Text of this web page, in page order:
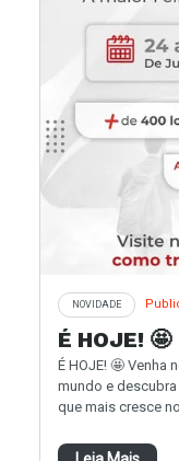
NOVIDADE
É HOJE! 🤩
É HOJE! 🤩 Venha
mundo e
que mais cresce